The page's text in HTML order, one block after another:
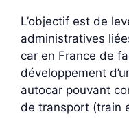
L’objectif est de
administratives
car en France de
développement
autocar pouvant
de transport (train